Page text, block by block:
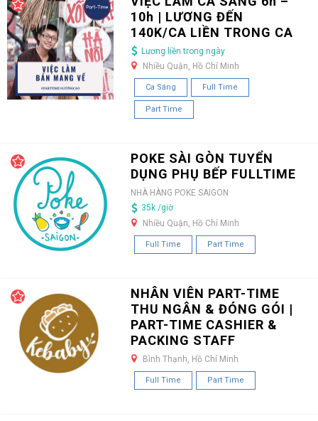
10h | LƯƠNG ĐẾN
140K/CA LIỀN TRONG CA
Lương liền trong ngày
Nhiều Quận, Hồ Chí Minh
Ca Sáng Full Time
Part Time
POKE SÀI GÒN TUYỂN
DỤNG PHỤ BẾP FULLTIME
NHÀ HÀNG POKE SAIGON
35k /giờ
Nhiều Quận, Hồ Chí Minh
Full Time Part Time
NHÂN VIÊN PART-TIME
THU NGÂN & ĐÓNG GÓI |
PART-TIME CASHIER &
PACKING STAFF
Bình Thạnh, Hồ Chí Minh
Full Time Part Time